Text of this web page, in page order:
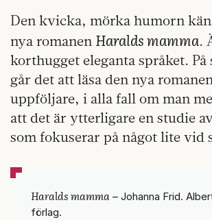
Den kvicka, mörka humorn
nya romanen Haralds mamma.
korthugget eleganta språket. På
går det att läsa den nya
uppföljare, i alla fall om man
att det är ytterligare en studie
som fokuserar på något lite vid
Haralds mamma – Johanna Frid.
förlag.